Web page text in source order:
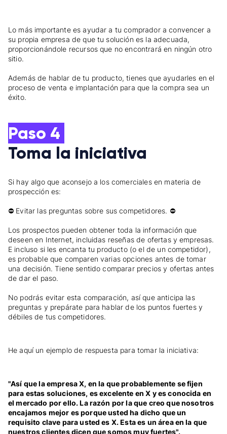
Lo más importante es ayudar a tu comprador a convencer a
su propia empresa de que tu solución es la adecuada,
proporcionándole recursos que no encontrará en ningún otro
sitio.
Además de hablar de tu producto, tienes que ayudarles en el
proceso de venta e implantación para que la compra sea un
éxito.
Paso 4
Toma la iniciativa
Si hay algo que aconsejo a los comerciales en materia de
prospección es:
⛔ Evitar las preguntas sobre sus competidores. ⛔
Los prospectos pueden obtener toda la información que
deseen en Internet, incluidas reseñas de ofertas y empresas.
E incluso si les encanta tu producto (o el de un competidor),
es probable que comparen varias opciones antes de tomar
una decisión. Tiene sentido comparar precios y ofertas antes
de dar el paso.
No podrás evitar esta comparación, así que anticipa las
preguntas y prepárate para hablar de los puntos fuertes y
débiles de tus competidores.
He aquí un ejemplo de respuesta para tomar la iniciativa:
"Así que la empresa X, en la que probablemente se fijen
para estas soluciones, es excelente en X y es conocida en
el mercado por ello. La razón por la que creo que nosotros
encajamos mejor es porque usted ha dicho que un
requisito clave para usted es X. Esta es un área en la que
nuestros clientes dicen que somos muy fuertes".